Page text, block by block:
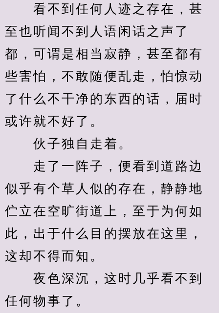
看不到任何人迹之存在，甚
至也听闻不到人语闲话之声了
都，可谓是相当寂静，甚至都有
些害怕，不敢随便乱走，怕惊动
了什么不干净的东西的话，届时
或许就不好了。
伙子独自走着。
走了一阵子，便看到道路边
似乎有个草人似的存在，静静地
伫立在空旷街道上，至于为何如
此，出于什么目的摆放在这里，
这却不得而知。
夜色深沉，这时几乎看不到
任何物事了。